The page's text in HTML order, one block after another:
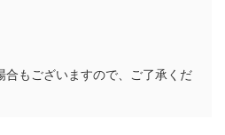
もございますので、ご了承くだ